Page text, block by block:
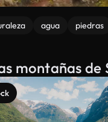
agua piedras
montañas